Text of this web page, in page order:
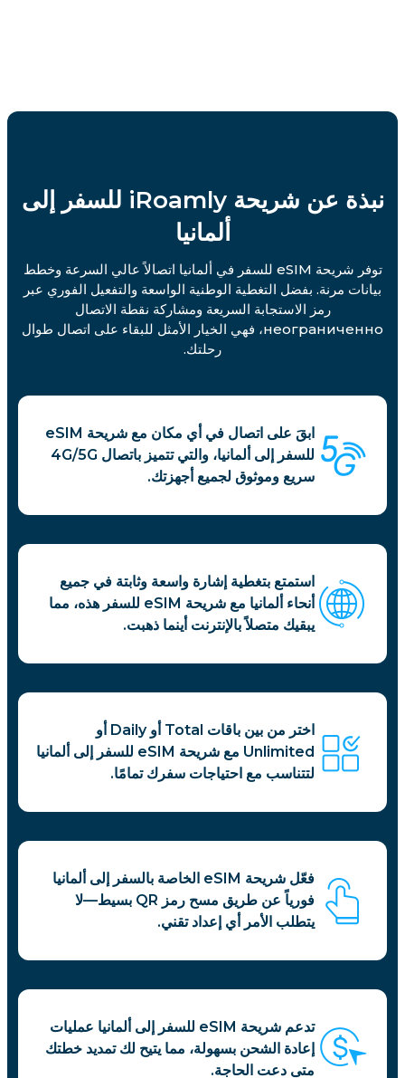
نبذة عن شريحة iRoamly للسفر إلى
ألمانيا
توفر شريحة eSIM للسفر في ألمانيا اتصالاً عالي السرعة وخطط
بيانات مرنة. بفضل التغطية الوطنية الواسعة والتفعيل الفوري عبر
رمز الاستجابة السريعة ومشاركة نقطة الاتصال
неограниченно، فهي الخيار الأمثل للبقاء على اتصال طوال
رحلتك.
ابقَ على اتصال في أي مكان مع شريحة eSIM
للسفر إلى ألمانيا، والتي تتميز باتصال 4G/5G
سريع وموثوق لجميع أجهزتك.
استمتع بتغطية إشارة واسعة وثابتة في جميع
أنحاء ألمانيا مع شريحة eSIM للسفر هذه، مما
يبقيك متصلاً بالإنترنت أينما ذهبت.
اختر من بين باقات Total أو Daily أو
Unlimited مع شريحة eSIM للسفر إلى ألمانيا
لتتناسب مع احتياجات سفرك تمامًا.
فعّل شريحة eSIM الخاصة بالسفر إلى ألمانيا
فورياً عن طريق مسح رمز QR بسيط—لا
يتطلب الأمر أي إعداد تقني.
تدعم شريحة eSIM للسفر إلى ألمانيا عمليات
إعادة الشحن بسهولة، مما يتيح لك تمديد خطتك
متى دعت الحاجة.